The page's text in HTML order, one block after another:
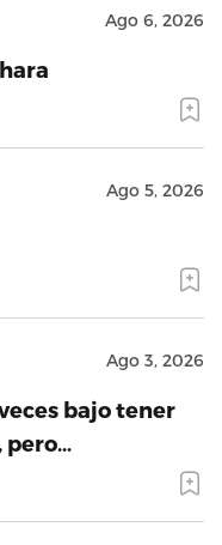
Ago 6, 2026
Ago 5, 2026
Ago 3, 2026
bajo tener
pero…